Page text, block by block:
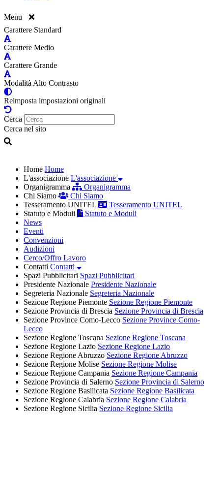
Menu
Carattere Standard
Carattere Medio
Carattere Grande
Modalità Alto Contrasto
Reimposta impostazioni originali
Cerca
Cerca nel sito
Home Home
L'associazione L'associazione
Organigramma
Organigramma
Chi Siamo
Chi Siamo
Tesseramento UNITEL
Tesseramento UNITEL
Statuto e Moduli
Statuto e Moduli
News
Eventi
Convenzioni
Audizioni
Cerco/Offro Lavoro
Contatti Contatti
Spazi Pubblicitari Spazi Pubblicitari
Presidente Nazionale Presidente Nazionale
Segreteria Nazionale Segreteria Nazionale
Sezione Regione Piemonte Sezione Regione Piemonte
Sezione Provincia di Brescia Sezione Provincia di Brescia
Sezione Province Como-Lecco Sezione Province Como-
Lecco
Sezione Regione Toscana Sezione Regione Toscana
Sezione Regione Lazio Sezione Regione Lazio
Sezione Regione Abruzzo Sezione Regione Abruzzo
Sezione Regione Molise Sezione Regione Molise
Sezione Regione Campania Sezione Regione Campania
Sezione Provincia di Salerno Sezione Provincia di Salerno
Sezione Regione Basilicata Sezione Regione Basilicata
Sezione Regione Calabria Sezione Regione Calabria
Sezione Regione Sicilia Sezione Regione Sicilia